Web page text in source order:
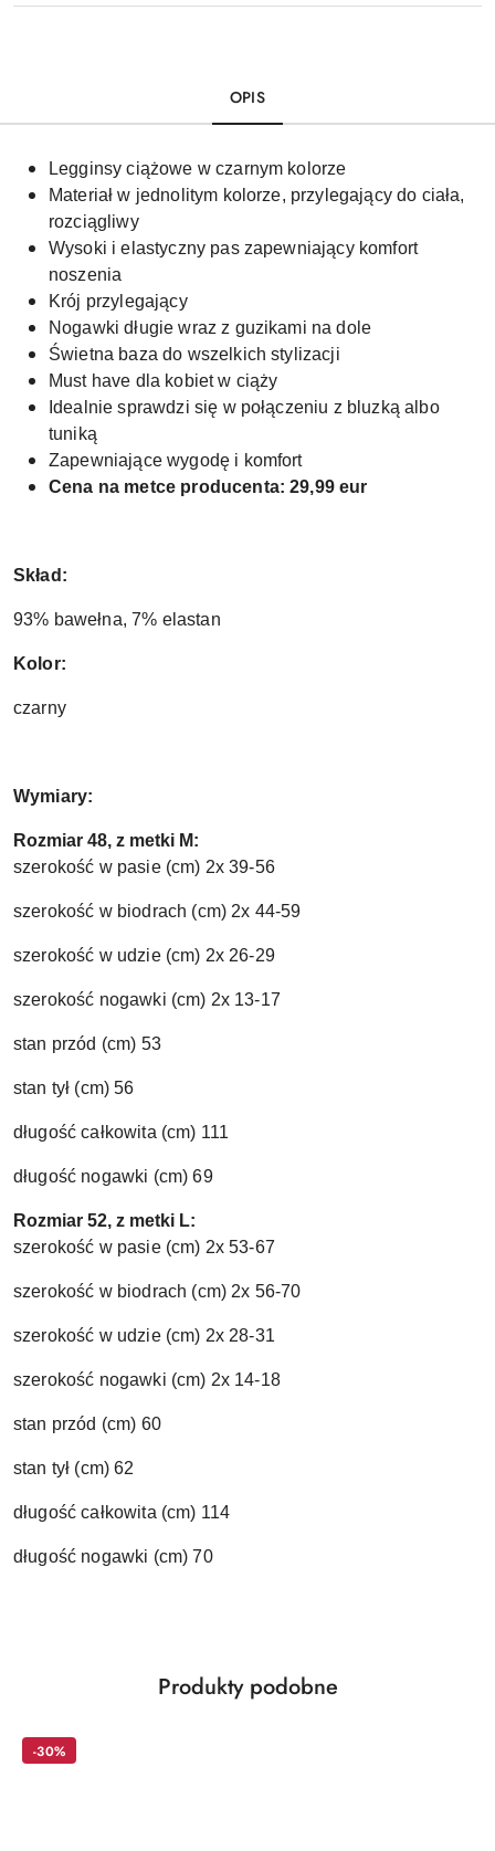
OPIS
Legginsy ciążowe w czarnym kolorze
Materiał w jednolitym kolorze, przylegający do ciała,
rozciągliwy
Wysoki i elastyczny pas zapewniający komfort
noszenia
Krój przylegający
Nogawki długie wraz z guzikami na dole
Świetna baza do wszelkich stylizacji
Must have dla kobiet w ciąży
Idealnie sprawdzi się w połączeniu z bluzką albo
tuniką
Zapewniające wygodę i komfort
Cena na metce producenta: 29,99 eur
Skład:
93% bawełna, 7% elastan
Kolor:
czarny
Wymiary:
Rozmiar 48, z metki M:
szerokość w pasie (cm) 2x 39-56
szerokość w biodrach (cm) 2x 44-59
szerokość w udzie (cm) 2x 26-29
szerokość nogawki (cm) 2x 13-17
stan przód (cm) 53
stan tył (cm) 56
długość całkowita (cm) 111
długość nogawki (cm) 69
Rozmiar 52, z metki L:
szerokość w pasie (cm) 2x 53-67
szerokość w biodrach (cm) 2x 56-70
szerokość w udzie (cm) 2x 28-31
szerokość nogawki (cm) 2x 14-18
stan przód (cm) 60
stan tył (cm) 62
długość całkowita (cm) 114
długość nogawki (cm) 70
Pomiń karuzelę produktów
Produkty
Produkty podobne
-30%